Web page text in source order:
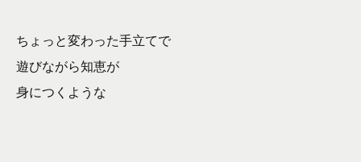
ちょっと変わった手立てで
遊びながら知恵が
身につくような